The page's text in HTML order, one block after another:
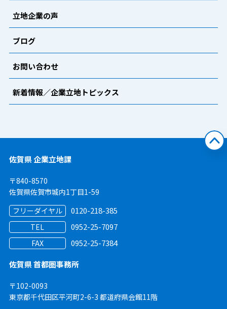
立地企業の声
ブログ
お問い合わせ
新着情報／企業立地トピックス
佐賀県 企業立地課
〒840-8570
佐賀県佐賀市城内1丁目1-59
フリーダイヤル
0120-218-385
TEL 0952-25-7097
FAX
0952-25-7384
佐賀県 首都圏事務所
〒102-0093
東京都千代田区平河町2-6-3 都道府県会館11階